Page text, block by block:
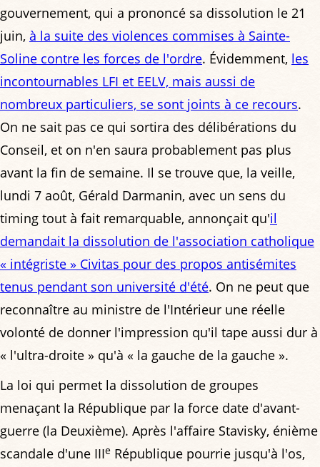
gouvernement, qui a prononcé sa dissolution le 21
juin, à la suite des violences commises à Sainte-
Soline contre les forces de l'ordre. Évidemment, les
incontournables LFI et EELV, mais aussi de
nombreux particuliers, se sont joints à ce recours.
On ne sait pas ce qui sortira des délibérations du
Conseil, et on n'en saura probablement pas plus
avant la fin de semaine. Il se trouve que, la veille,
lundi 7 août, Gérald Darmanin, avec un sens du
timing tout à fait remarquable, annonçait qu'il
demandait la dissolution de l'association catholique
« intégriste » Civitas pour des propos antisémites
tenus pendant son université d'été. On ne peut que
reconnaître au ministre de l'Intérieur une réelle
volonté de donner l'impression qu'il tape aussi dur à
« l'ultra-droite » qu'à « la gauche de la gauche ».
La loi qui permet la dissolution de groupes
menaçant la République par la force date d'avant-
guerre (la Deuxième). Après l'affaire Stavisky, énième
scandale d'une IIIe République pourrie jusqu'à l'os,